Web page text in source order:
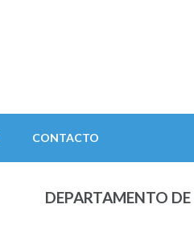
CONTACTO
DEPARTAMENTO